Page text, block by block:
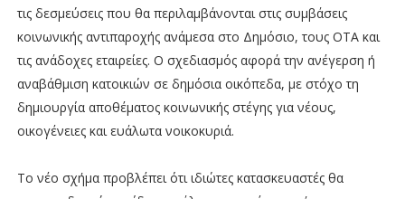
τις δεσμεύσεις που θα περιλαμβάνονται στις συμβάσεις
κοινωνικής αντιπαροχής ανάμεσα στο Δημόσιο, τους ΟΤΑ και
τις ανάδοχες εταιρείες. Ο σχεδιασμός αφορά την ανέγερση ή
αναβάθμιση κατοικιών σε δημόσια οικόπεδα, με στόχο τη
δημιουργία αποθέματος κοινωνικής στέγης για νέους,
οικογένειες και ευάλωτα νοικοκυριά.
Το νέο σχήμα προβλέπει ότι ιδιώτες κατασκευαστές θα